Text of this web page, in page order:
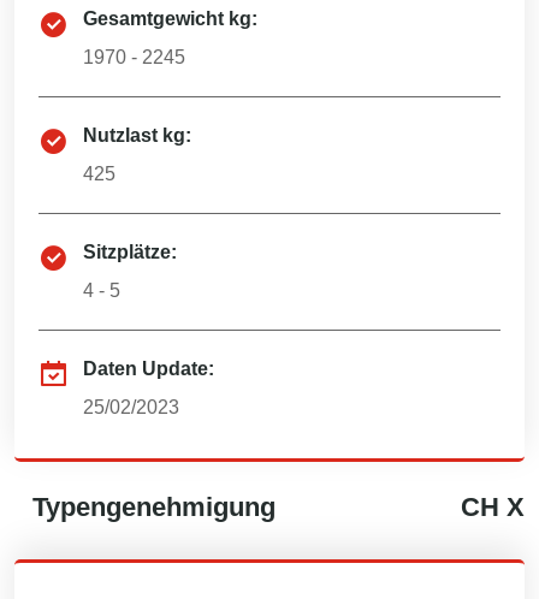
Gesamtgewicht kg:
1970 - 2245
Nutzlast kg:
425
Sitzplätze:
4 - 5
Daten Update:
25/02/2023
Typengenehmigung CH X